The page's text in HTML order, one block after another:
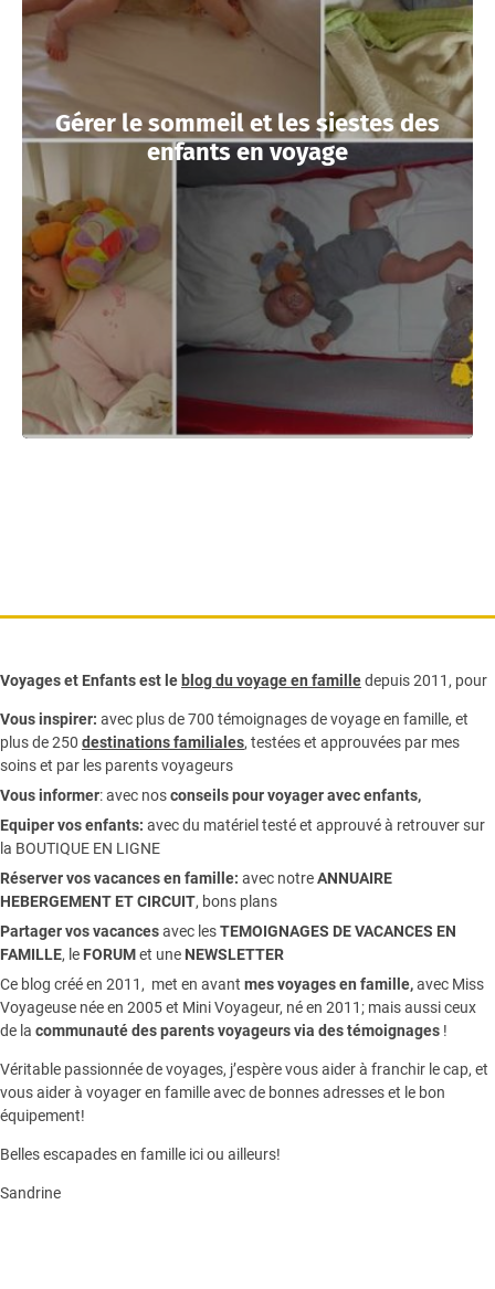
Gérer le sommeil et les siestes des
enfants en voyage
Voyages et Enfants est le blog du voyage en familledepuis 2011, pour
Vous inspirer: avec plus de 700 témoignages devoyage en famille, et
plus de 250 destinations familiales, testées et approuvées par mes
soins et par les parents voyageurs
Vous informer:avec nosconseils pour voyager avec enfants,
Equiper vos enfants: avec du matériel testé et approuvé à retrouver sur
la BOUTIQUE EN LIGNE
Réserver vos vacances en famille: avec notreANNUAIRE
HEBERGEMENT ET CIRCUIT, bons plans
Partager vos vacancesavec lesTEMOIGNAGES DE VACANCES EN
FAMILLE, le FORUMet une NEWSLETTER
Ce blog créé en 2011, met en avant mes voyages en famille,avec Miss
Voyageuse née en 2005 et Mini Voyageur, né en 2011; mais aussi ceux
de la communauté des parents voyageurs via des témoignages !
Véritable passionnée de voyages, j’espère vous aider à franchir le cap, et
vous aider à voyager en famille avec de bonnes adresses et le bon
équipement!
Belles escapades en famille ici ou ailleurs!
Sandrine